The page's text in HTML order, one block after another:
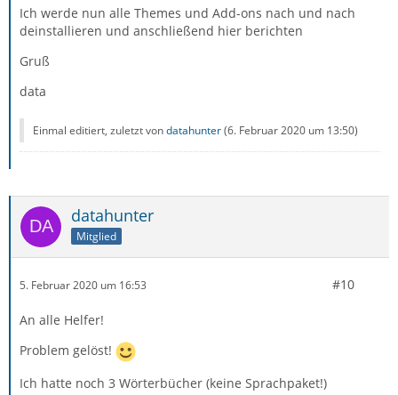
Ich werde nun alle Themes und Add-ons nach und nach
deinstallieren und anschließend hier berichten
Gruß
data
Einmal editiert, zuletzt vondatahunter(6. Februar 2020 um 13:50)
datahunter
Mitglied
5. Februar 2020 um 16:53 #10
An alle Helfer!
Problem gelöst!
Ich hatte noch 3 Wörterbücher (keine Sprachpaket!)